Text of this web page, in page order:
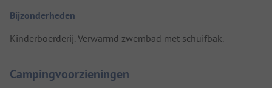
Bijzonderheden
Kinderboerderij. Verwarmd zwembad met schuifbak.
Campingvoorzieningen